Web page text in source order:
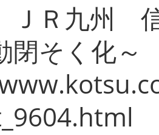
Ｒ九州 信
閉そく化～